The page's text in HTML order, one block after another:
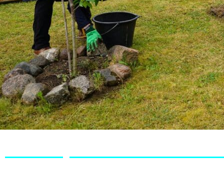
„Social Day“ im Inklusiven